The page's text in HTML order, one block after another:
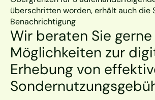
überschritten worden, erhält auch die
Benachrichtigung
Wir beraten Sie
Möglichkeiten zur
Erhebung von